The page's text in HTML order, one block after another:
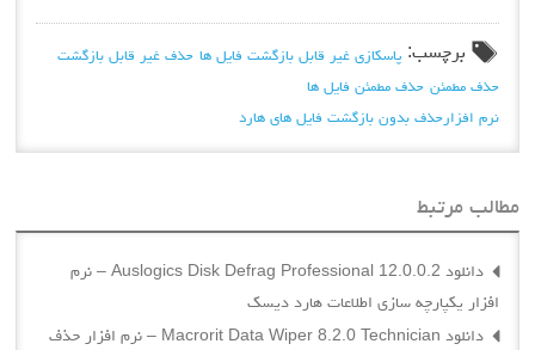
برچسب: پاسکازی غیر قابل بازگشت فایل ها حذف غیر قابل بازگشت
حذف مطمئن حذف مطمئن فایل ها
نرم افزارحذف بدون بازگشت فایل های هارد
مطالب مرتبط
دانلود Auslogics Disk Defrag Professional 12.0.0.2 – نرم
افزار یکپارچه سازی اطلاعات هارد دیسک
دانلود Macrorit Data Wiper 8.2.0 Technician – نرم افزار حذف